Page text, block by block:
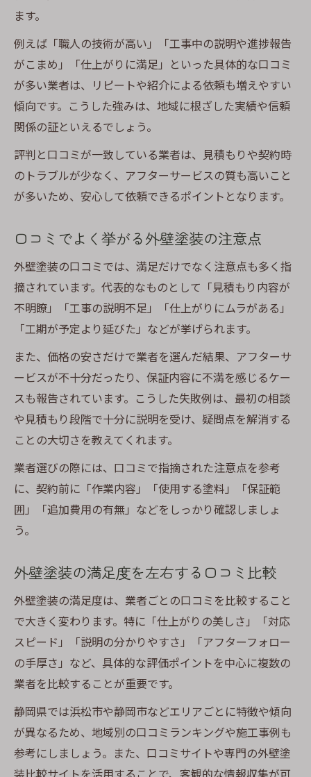
ます。
例えば「職人の技術が高い」「工事中の説明や進捗報告
がこまめ」「仕上がりに満足」といった具体的な口コミ
が多い業者は、リピートや紹介による依頼も増えやすい
傾向です。こうした強みは、地域に根ざした実績や信頼
関係の証といえるでしょう。
評判と口コミが一致している業者は、見積もりや契約時
のトラブルが少なく、アフターサービスの質も高いこと
が多いため、安心して依頼できるポイントとなります。
口コミでよく挙がる外壁塗装の注意点
外壁塗装の口コミでは、満足だけでなく注意点も多く指
摘されています。代表的なものとして「見積もり内容が
不明瞭」「工事の説明不足」「仕上がりにムラがある」
「工期が予定より延びた」などが挙げられます。
また、価格の安さだけで業者を選んだ結果、アフターサ
ービスが不十分だったり、保証内容に不満を感じるケー
スも報告されています。こうした失敗例は、最初の相談
や見積もり段階で十分に説明を受け、疑問点を解消する
ことの大切さを教えてくれます。
業者選びの際には、口コミで指摘された注意点を参考
に、契約前に「作業内容」「使用する塗料」「保証範
囲」「追加費用の有無」などをしっかり確認しましょ
う。
外壁塗装の満足度を左右する口コミ比較
外壁塗装の満足度は、業者ごとの口コミを比較すること
で大きく変わります。特に「仕上がりの美しさ」「対応
スピード」「説明の分かりやすさ」「アフターフォロー
の手厚さ」など、具体的な評価ポイントを中心に複数の
業者を比較することが重要です。
静岡県では浜松市や静岡市などエリアごとに特徴や傾向
が異なるため、地域別の口コミランキングや施工事例も
参考にしましょう。また、口コミサイトや専門の外壁塗
装比較サイトを活用することで、客観的な情報収集が可